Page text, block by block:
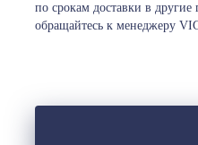
по срокам доставки в
обращайтесь к менеджеру